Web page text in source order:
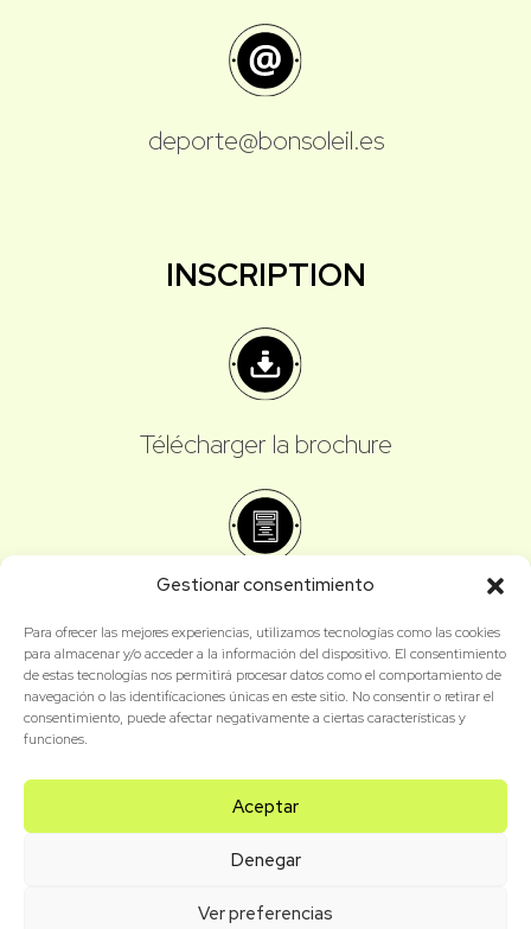
Gestionar consentimiento
Para ofrecer las mejores experiencias, utilizamos tecnologías como las cookies
para almacenar y/o acceder a la información del dispositivo. El consentimiento
de estas tecnologías nos permitirá procesar datos como el comportamiento de
navegación o las identificaciones únicas en este sitio. No consentir o retirar el
consentimiento, puede afectar negativamente a ciertas características y
funciones.
Aceptar
Denegar
Ver preferencias
deporte@bonsoleil.es
INSCRIPTION
Télécharger la brochure